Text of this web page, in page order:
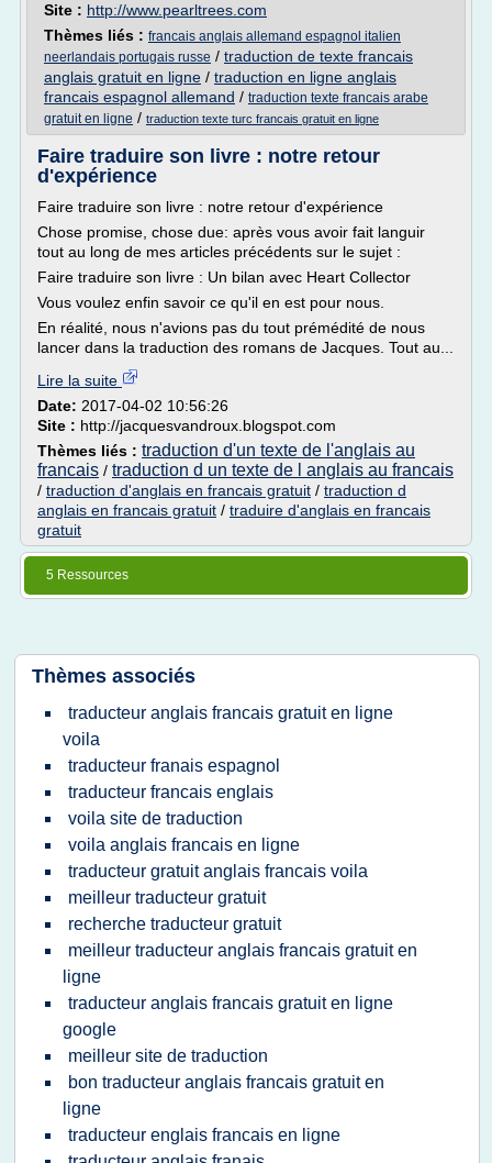
Site : http://www.pearltrees.com
Thèmes liés : francais anglais allemand espagnol italien
neerlandais portugais russe / traduction de texte francais
anglais gratuit en ligne / traduction en ligne anglais
francais espagnol allemand / traduction texte francais arabe
gratuit en ligne / traduction texte turc francais gratuit en ligne
Faire traduire son livre : notre retour
d'expérience
Faire traduire son livre : notre retour d'expérience
Chose promise, chose due: après vous avoir fait languir
tout au long de mes articles précédents sur le sujet :
Faire traduire son livre : Un bilan avec Heart Collector
Vous voulez enfin savoir ce qu'il en est pour nous.
En réalité, nous n'avions pas du tout prémédité de nous
lancer dans la traduction des romans de Jacques. Tout au...
Lire la suite
Date: 2017-04-02 10:56:26
Site : http://jacquesvandroux.blogspot.com
Thèmes liés : traduction d'un texte de l'anglais au
francais / traduction d un texte de l anglais au francais
/ traduction d'anglais en francais gratuit / traduction d
anglais en francais gratuit / traduire d'anglais en francais
gratuit
5 Ressources
Thèmes associés
traducteur anglais francais gratuit en ligne
voila
traducteur franais espagnol
traducteur francais englais
voila site de traduction
voila anglais francais en ligne
traducteur gratuit anglais francais voila
meilleur traducteur gratuit
recherche traducteur gratuit
meilleur traducteur anglais francais gratuit en
ligne
traducteur anglais francais gratuit en ligne
google
meilleur site de traduction
bon traducteur anglais francais gratuit en
ligne
traducteur englais francais en ligne